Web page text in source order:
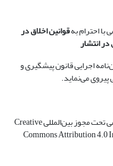
با احترام بهقوانین اخلاق در
انتشار
اجرایی قانون پیشگیری و
پیروی می‌نماید.
پژوه‌نامه فقه و علوم اسلامی تحت مجوز بین‌المللی Creative
Commons Attribution 4.0